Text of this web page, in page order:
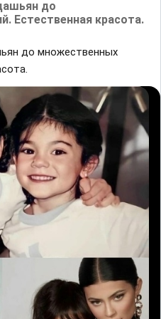
до
Естественная красота.
до множественных